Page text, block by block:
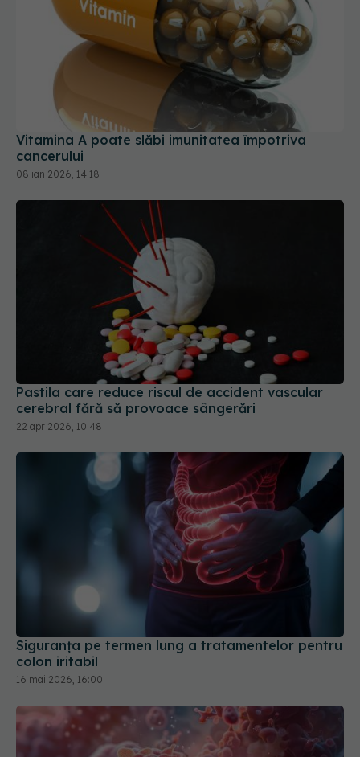
Vitamina A poate slăbi imunitatea împotriva
cancerului
08 ian 2026, 14:18
Pastila care reduce riscul de accident vascular
cerebral fără să provoace sângerări
22 apr 2026, 10:48
Siguranța pe termen lung a tratamentelor pentru
colon iritabil
16 mai 2026, 16:00